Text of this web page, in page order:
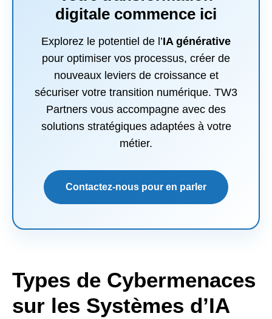
digitale commence ici
Explorez le potentiel de l’IA générative
pour optimiser vos processus, créer de
nouveaux leviers de croissance et
sécuriser votre transition numérique. TW3
Partners vous accompagne avec des
solutions stratégiques adaptées à votre
métier.
Contactez-nous pour en parler
Types de Cybermenaces
sur les Systèmes d’IA